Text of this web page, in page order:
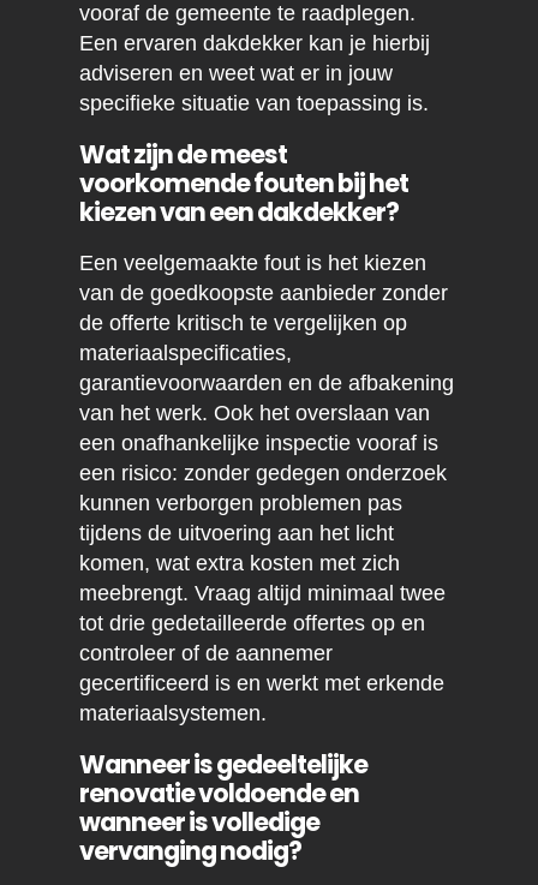
vooraf de gemeente te raadplegen.
Een ervaren dakdekker kan je hierbij
adviseren en weet wat er in jouw
specifieke situatie van toepassing is.
Wat zijn de meest
voorkomende fouten bij het
kiezen van een dakdekker?
Een veelgemaakte fout is het kiezen
van de goedkoopste aanbieder zonder
de offerte kritisch te vergelijken op
materiaalspecificaties,
garantievoorwaarden en de afbakening
van het werk. Ook het overslaan van
een onafhankelijke inspectie vooraf is
een risico: zonder gedegen onderzoek
kunnen verborgen problemen pas
tijdens de uitvoering aan het licht
komen, wat extra kosten met zich
meebrengt. Vraag altijd minimaal twee
tot drie gedetailleerde offertes op en
controleer of de aannemer
gecertificeerd is en werkt met erkende
materiaalsystemen.
Wanneer is gedeeltelijke
renovatie voldoende en
wanneer is volledige
vervanging nodig?